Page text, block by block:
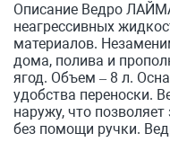
Описание Ведро
неагрессивных
материалов.
дома, полива и
ягод. Объем – 8 л.
удобства переноски.
наружу, что
без помощи ручки.